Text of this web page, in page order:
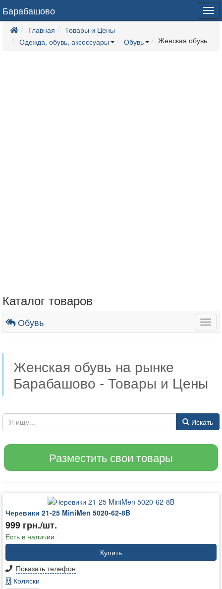
Барабашово
Главная
Товары и Цены
Одежда, обувь, аксессуары
Обувь Женская обувь
Каталог товаров
Обувь
Женская обувь на рынке
Барабашово - Товары и Цены
Искать
Разместить свои товары
Черевики 21-25 MiniMen 5020-62-8B
999 грн./шт.
Есть в наличии
Купить
Показать телефон
Коляски